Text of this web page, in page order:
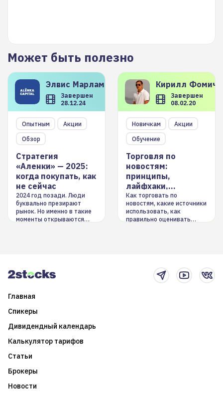
Может быть полезно
Элвис Марламов
Завершен
28.12.24
Опытным
Акции
Обзор
Стратегия
«Аленки» — 2025:
когда покупать, как
не сейчас
2024 год позади. Люди
буквально презирают
рынок. Но именно в такие
моменты открываются
Кирилл
Завершен
08.02.20
Новичкам
Акции
Обучение
Торговля по
новостям:
принципы,
лайфхаки,
инструменты
Как торговать по
новостям, какие источники
использовать, как
правильно оценивать
Главная
Спикеры
Дивидендный календарь
Калькулятор тарифов
Статьи
Брокеры
Новости